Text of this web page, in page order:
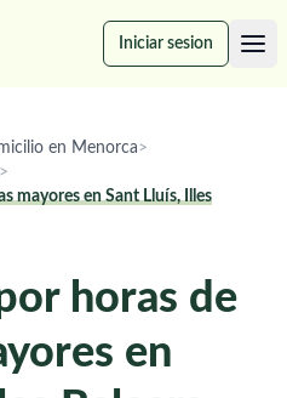
Iniciar sesion
en Menorca>
>
mayores en Sant Lluís, Illes
horas de
en